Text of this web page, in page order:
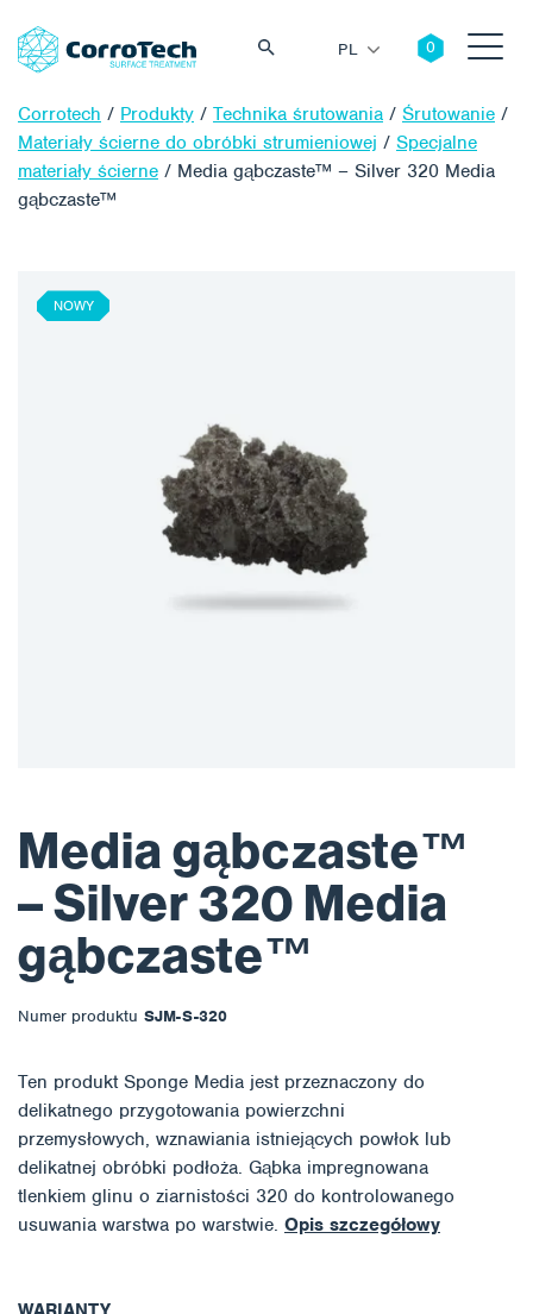
PL
Corrotech / Produkty / Technika śrutowania / Śrutowanie /
Materiały ścierne do obróbki strumieniowej / Specjalne
materiały ścierne / Media gąbczaste™ – Silver 320 Media
gąbczaste™
Media gąbczaste™
– Silver 320 Media
gąbczaste™
Numer produktu SJM-S-320
Ten produkt Sponge Media jest przeznaczony do
delikatnego przygotowania powierzchni
przemysłowych, wznawiania istniejących powłok lub
delikatnej obróbki podłoża. Gąbka impregnowana
tlenkiem glinu o ziarnistości 320 do kontrolowanego
usuwania warstwa po warstwie. Opis szczegółowy
NOWY